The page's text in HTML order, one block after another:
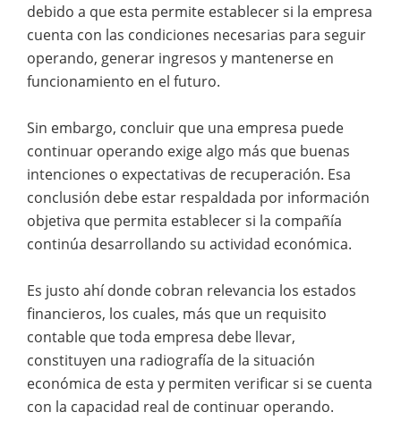
debido a que esta permite establecer si la empresa
cuenta con las condiciones necesarias para seguir
operando, generar ingresos y mantenerse en
funcionamiento en el futuro.
Sin embargo, concluir que una empresa puede
continuar operando exige algo más que buenas
intenciones o expectativas de recuperación. Esa
conclusión debe estar respaldada por información
objetiva que permita establecer si la compañía
continúa desarrollando su actividad económica.
Es justo ahí donde cobran relevancia los estados
financieros, los cuales, más que un requisito
contable que toda empresa debe llevar,
constituyen una radiografía de la situación
económica de esta y permiten verificar si se cuenta
con la capacidad real de continuar operando.